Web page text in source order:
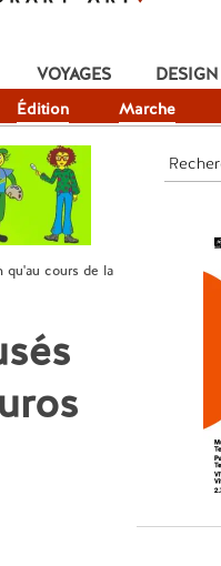
Édition Marche
VOYAGES DESIGN
qu'au cours de la